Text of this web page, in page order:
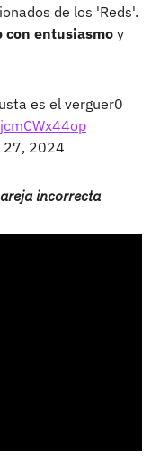
de los 'Reds'.
con entusiasmo y
es el verguer0
27, 2024
incorrecta